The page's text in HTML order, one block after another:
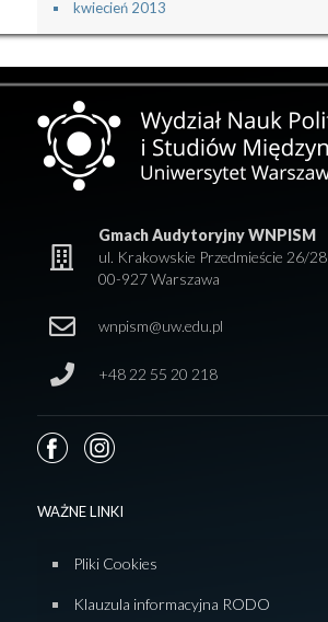
kwiecień 2013
Gmach Audytoryjny WNPISM
ul. Krakowskie Przedmieście 26/28
00-927 Warszawa
wnpism@uw.edu.pl
+48 22 55 20 218
WAŻNE LINKI
Pliki Cookies
Klauzula informacyjna RODO